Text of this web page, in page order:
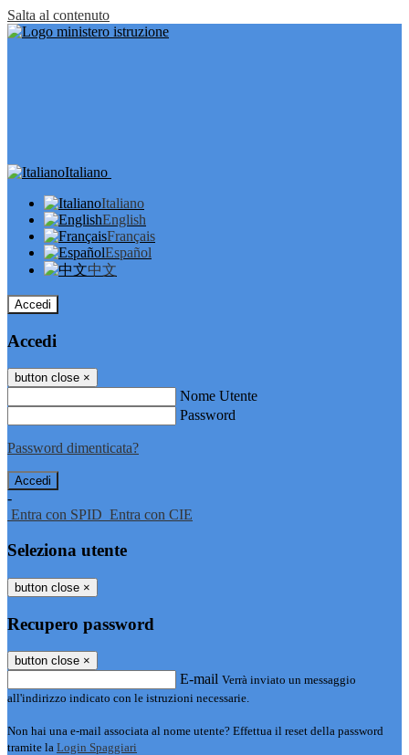
Salta al contenuto
Italiano
Italiano
English
Français
Español
中文
Accedi
Accedi
button close ×
Nome Utente
Password
Password dimenticata?
-
Entra con SPID Entra con CIE
Seleziona utente
button close ×
Recupero password
button close ×
E-mail Verrà inviato un messaggio
all'indirizzo indicato con le istruzioni necessarie.
Non hai una e-mail associata al nome utente? Effettua il reset della password
tramite la Login Spaggiari